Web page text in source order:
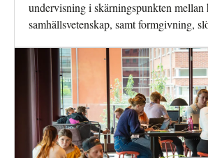
undervisning i skärningspunkten mellan
samhällsvetenskap, samt formgivning,